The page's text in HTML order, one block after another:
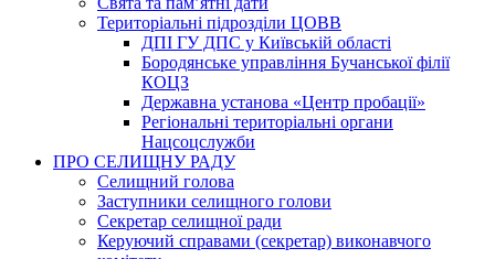
Територіальні підрозділи ЦОВВ
ДПІ ГУ ДПС у Київській області
Бородянське управління Бучанської філії
КОЦЗ
Державна установа «Центр пробації»
Регіональні територіальні органи
Нацсоцслужби
ПРО СЕЛИЩНУ РАДУ
Селищний голова
Заступники селищного голови
Секретар селищної ради
Керуючий справами (секретар) виконавчого